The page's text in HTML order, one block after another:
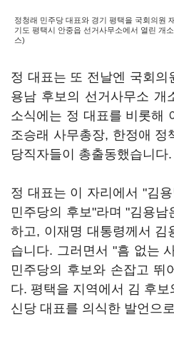
정청래 민주당 대표와 경기 평택을 국회의원
기도 평택시 안중읍 선거사무소에서 열린 개
스)
정 대표는 또 전날엔 국회의
용남 후보의 선거사무소 개
소식에는 정 대표를 비롯해
조승래 사무총장, 한정애 정
당직자들이 총출동했습니다.
정 대표는 이 자리에서 "김
민주당의 후보"라며 "김용
하고, 이재명 대통령께서 김
습니다. 그러면서 "흠 없는
민주당의 후보와 손잡고 뛰
다. 평택을 지역에서 김 후
신당 대표를 의식한 발언으